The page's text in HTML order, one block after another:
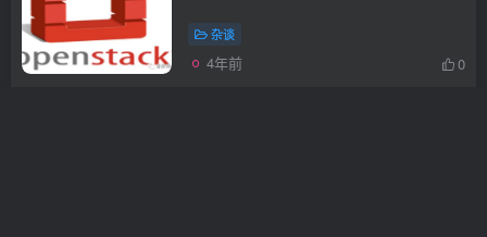
杂谈
4年前 0